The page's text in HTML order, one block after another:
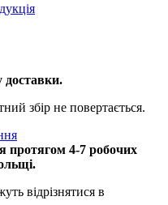
доставки.
збір не повертається.
протягом 4-7 робочих
відрізнятися в